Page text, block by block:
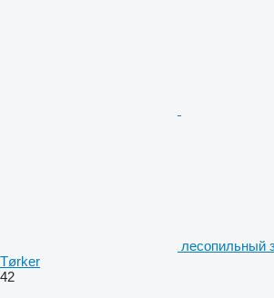
лесопильный
Tørker
42